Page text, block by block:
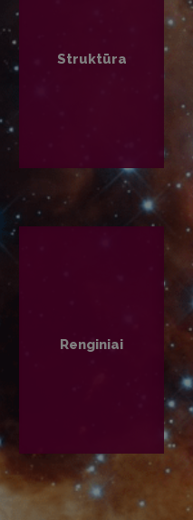
Struktūra
Renginiai